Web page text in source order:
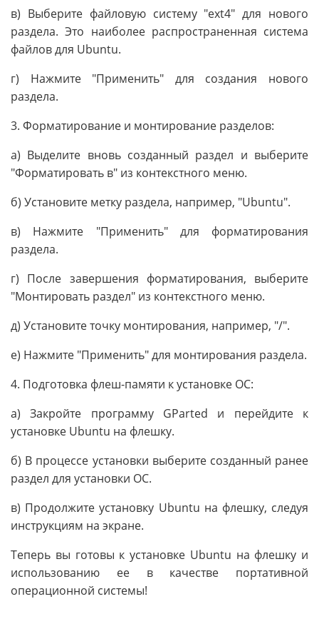
в) Выберите файловую систему "ext4" для нового
раздела. Это наиболее распространенная система
файлов для Ubuntu.
г) Нажмите "Применить" для создания нового
раздела.
3. Форматирование и монтирование разделов:
а) Выделите вновь созданный раздел и выберите
"Форматировать в" из контекстного меню.
б) Установите метку раздела, например, "Ubuntu".
в) Нажмите "Применить" для форматирования
раздела.
г) После завершения форматирования, выберите
"Монтировать раздел" из контекстного меню.
д) Установите точку монтирования, например, "/".
е) Нажмите "Применить" для монтирования раздела.
4. Подготовка флеш-памяти к установке ОС:
а) Закройте программу GParted и перейдите к
установке Ubuntu на флешку.
б) В процессе установки выберите созданный ранее
раздел для установки ОС.
в) Продолжите установку Ubuntu на флешку, следуя
инструкциям на экране.
Теперь вы готовы к установке Ubuntu на флешку и
использованию ее в качестве портативной
операционной системы!